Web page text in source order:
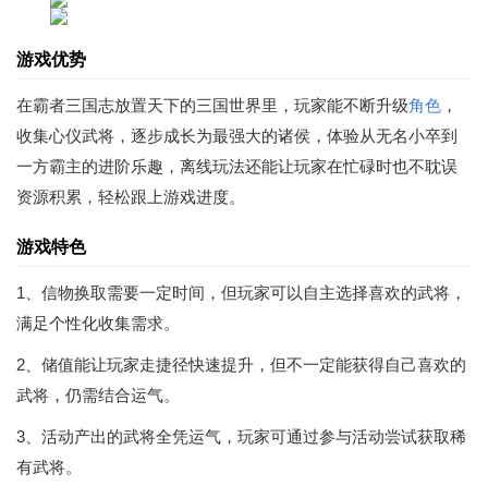
游戏优势
在霸者三国志放置天下的三国世界里，玩家能不断升级角色 ，
收集心仪武将，逐步成长为最强大的诸侯，体验从无名小卒到
一方霸主的进阶乐趣，离线玩法还能让玩家在忙碌时也不耽误
资源积累，轻松跟上游戏进度。
游戏特色
1、信物换取需要一定时间，但玩家可以自主选择喜欢的武将，
满足个性化收集需求。
2、储值能让玩家走捷径快速提升，但不一定能获得自己喜欢的
武将，仍需结合运气。
3、活动产出的武将全凭运气，玩家可通过参与活动尝试获取稀
有武将。